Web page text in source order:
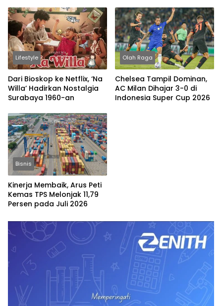
Lifestyle
Dari Bioskop ke Netflix, ‘Na
Willa’ Hadirkan Nostalgia
Surabaya 1960-an
Olah Raga
Chelsea Tampil Dominan,
AC Milan Dihajar 3-0 di
Indonesia Super Cup 2026
Bisnis
Kinerja Membaik, Arus Peti
Kemas TPS Melonjak 11,79
Persen pada Juli 2026